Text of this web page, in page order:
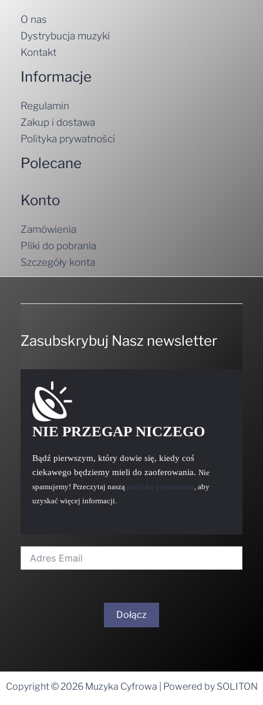
O nas
Dystrybucja muzyki
Kontakt
Informacje
Regulamin
Zakup i dostawa
Polityka prywatności
Polecane
Konto
Zamówienia
Pliki do pobrania
Szczegóły konta
Zasubskrybuj Nasz newsletter
NIE PRZEGAP NICZEGO
Bądź pierwszym, który dowie się, kiedy coś
ciekawego będziemy mieli do zaoferowania. Nie
spamujemy! Przeczytaj naszą politykę prywatności, aby
uzyskać więcej informacji.
Dołącz
Copyright © 2026 Muzyka Cyfrowa | Powered by SOLITON